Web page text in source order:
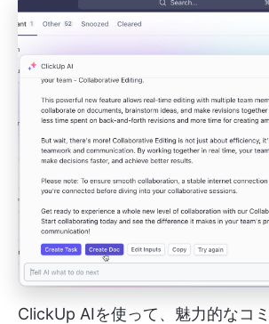
ClickUp AIを使って、魅力的なコ